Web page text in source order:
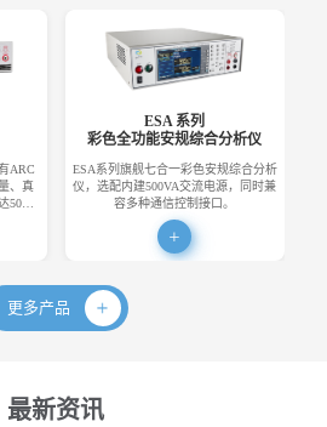
ARC
、真
50…
ESA 系列
彩色全功能安规综合分析仪
ESA系列旗舰七合一彩色安规综合分析
仪，选配内建500VA交流电源，同时兼
容多种通信控制接口。
更多产品
最新资讯